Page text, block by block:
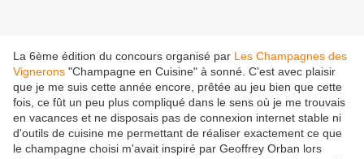
La 6ème édition du concours organisé par Les Champagnes des
Vignerons "Champagne en Cuisine" à sonné. C'est avec plaisir
que je me suis cette année encore, prêtée au jeu bien que cette
fois, ce fût un peu plus compliqué dans le sens où je me trouvais
en vacances et ne disposais pas de connexion internet stable ni
d'outils de cuisine me permettant de réaliser exactement ce que
le champagne choisi m'avait inspiré par Geoffrey Orban lors